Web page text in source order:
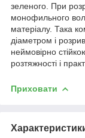
зеленого. При
монофильного
матеріалу. Така
діаметром і
неймовірно
розтяжності і
Приховати